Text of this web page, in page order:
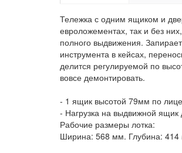
Тележка с одним ящиком и
евроложементах, так и без
полного выдвижения.
инструмента в кейсах,
делится регулируемой по
вовсе демонтировать.
- 1 ящик высотой 79мм по
- Нагрузка на выдвижной ящик
Рабочие размеры лотка:
Ширина: 568 мм. Глубина: